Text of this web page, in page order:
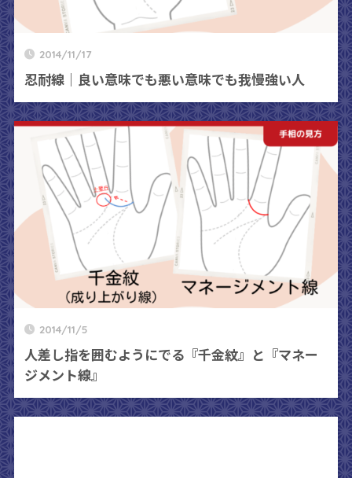
2014/11/17
忍耐線｜良い意味でも悪い意味でも我慢強い人
2014/11/5
人差し指を囲むようにでる『千金紋』と『マネー
ジメント線』